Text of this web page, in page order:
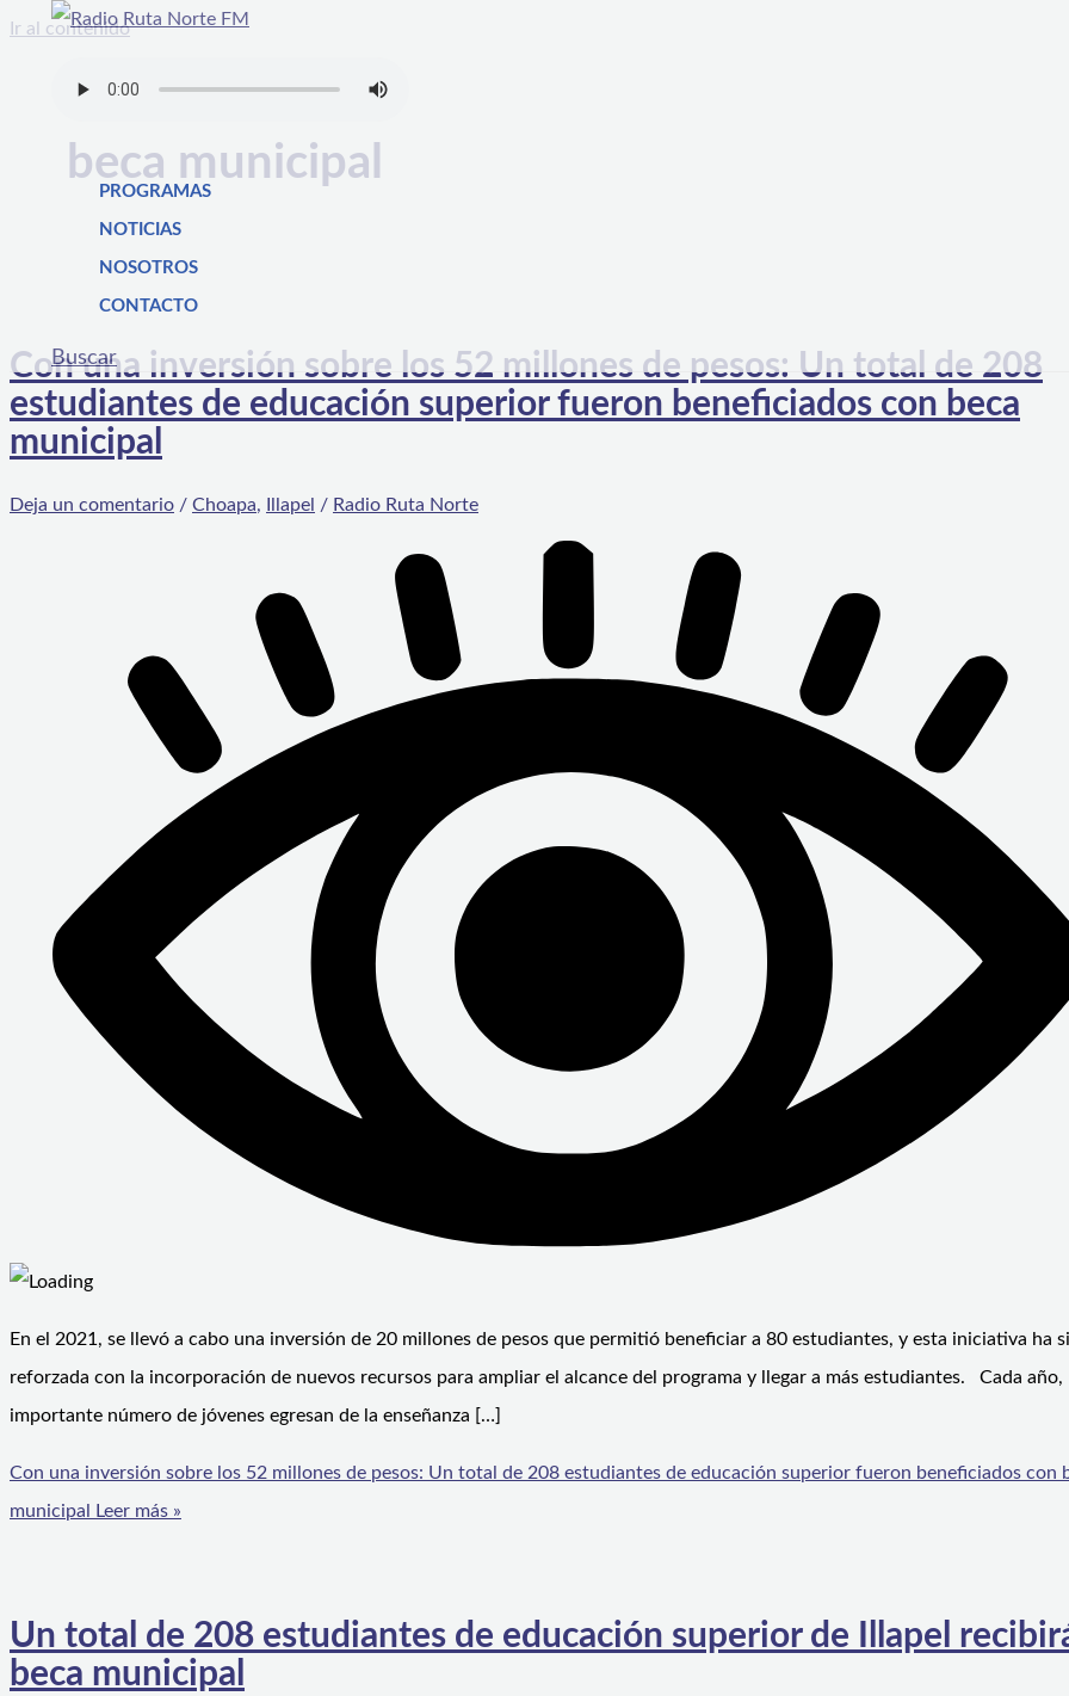
Ir al contenido
PROGRAMAS
NOTICIAS
NOSOTROS
CONTACTO
Buscar
beca municipal
Con una inversión sobre los 52 millones de pesos: Un total de 208
estudiantes de educación superior fueron beneficiados con beca
municipal
Deja un comentario / Choapa, Illapel / Radio Ruta Norte
En el 2021, se llevó a cabo una inversión de 20 millones de pesos que permitió beneficiar a 80 estudiantes, y esta iniciativa ha
reforzada con la incorporación de nuevos recursos para ampliar el alcance del programa y llegar a más estudiantes. Cada año,
importante número de jóvenes egresan de la enseñanza […]
Con una inversión sobre los 52 millones de pesos: Un total de 208 estudiantes de educación superior fueron beneficiados con
municipal
Leer más »
Un total de 208 estudiantes de educación superior de Illapel
beca municipal